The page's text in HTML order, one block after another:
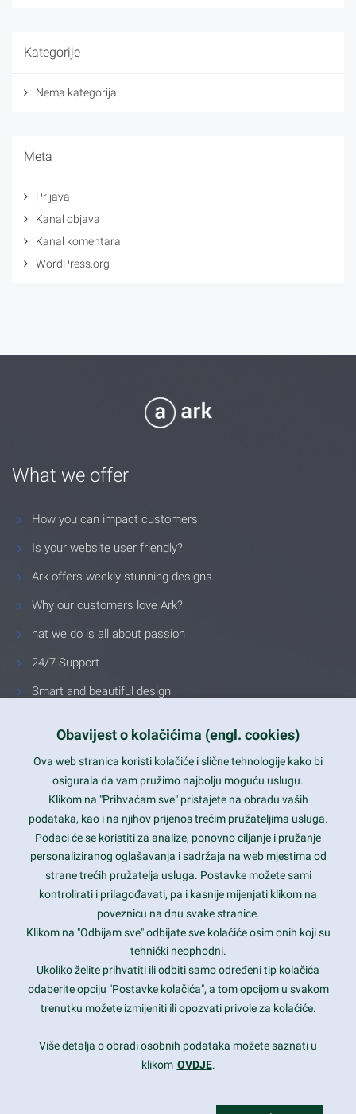
Kategorije
Nema kategorija
Meta
Prijava
Kanal objava
Kanal komentara
WordPress.org
What we offer
How you can impact customers
Is your website user friendly?
Ark offers weekly stunning designs.
Why our customers love Ark?
hat we do is all about passion
24/7 Support
Smart and beautiful design
Latest trends and much more...
Contact Info
1600 Amphitheatre Parkway, Mountain View, CA 94043
prothemes.net@gmail.com
Daily: 9:00 am - 6:00 pm
Sunday: Closed
Copyright 2017FRESHFACE© All Rights Reserved
Obavijest o kolačićima (engl. cookies)
Ova web stranica koristi kolačiće i slične tehnologije kako bi
osigurala da vam pružimo najbolju moguću uslugu.
Klikom na "Prihvaćam sve" pristajete na obradu vaših
podataka, kao i na njihov prijenos trećim pružateljima usluga.
Podaci će se koristiti za analize, ponovno ciljanje i pružanje
personaliziranog oglašavanja i sadržaja na web mjestima od
strane trećih pružatelja usluga. Postavke možete sami
kontrolirati i prilagođavati, pa i kasnije mijenjati klikom na
poveznicu na dnu svake stranice.
Klikom na "Odbijam sve" odbijate sve kolačiće osim onih koji su
tehnički neophodni.
Ukoliko želite prihvatiti ili odbiti samo određeni tip kolačića
odaberite opciju "Postavke kolačića", a tom opcijom u svakom
trenutku možete izmijeniti ili opozvati privole za kolačiće.
Više detalja o obradi osobnih podataka možete saznati u
klikom OVDJE.